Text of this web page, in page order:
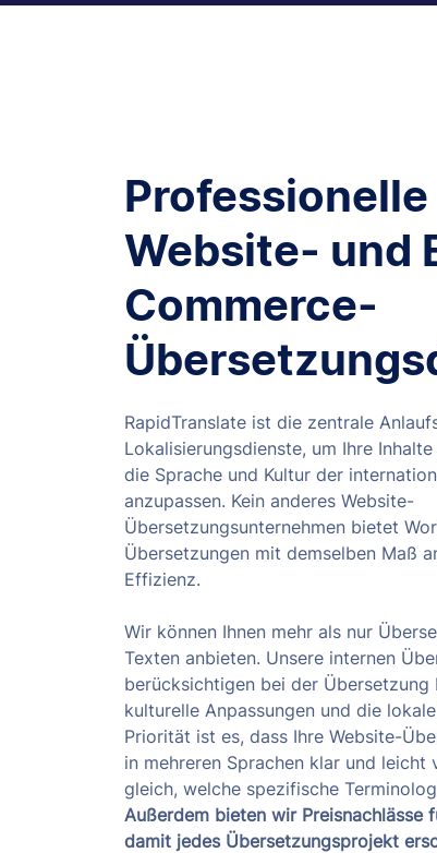
Professionelle
Website- und
Commerce-
RapidTranslate ist die zentrale
Lokalisierungsdienste, um Ihre
die Sprache und Kultur der
anzupassen. Kein anderes Website-
Übersetzungsunternehmen bietet
Übersetzungen mit demselben Maß
Effizienz.
Wir können Ihnen mehr als nur
Texten anbieten. Unsere internen
berücksichtigen bei der Übersetzung
kulturelle Anpassungen und die
Priorität ist es, dass Ihre Website-
in mehreren Sprachen klar und
gleich, welche spezifische
Außerdem bieten wir Preisnachlässe
damit jedes Übersetzungsprojekt